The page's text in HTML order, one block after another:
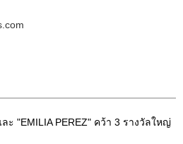
ะ "EMILIA PEREZ" คว้า 3 รางวัลใหญ่